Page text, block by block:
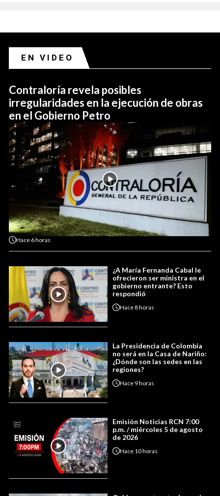
EN VIDEO
Contraloría revela posibles
irregularidades en la ejecución de obras
en el Gobierno Petro
Hace 6 horas
¿A María Fernanda Cabal le
ofrecieron ser ministra en el
gobierno entrante? Esto
respondió
Hace8 horas
La Presidencia de Colombia
no será en la Casa de Nariño:
¿Dónde son las sedes en las
regiones?
Hace 9 horas
Emisión Noticias RCN 7:00
p.m. / miércoles 5 de agosto
de 2026
Hace 10 horas